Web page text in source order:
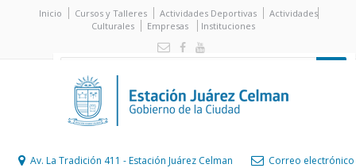
Inicio Cursos y Talleres Actividades Deportivas
Actividades
Culturales
Empresas Instituciones
Av. La Tradición 411 - Estación Juárez Celman
Correo electrónico